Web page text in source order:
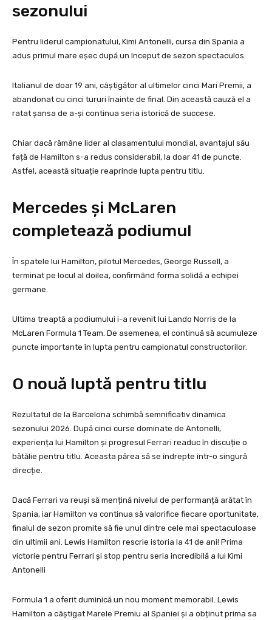
sezonului
Pentru liderul campionatului, Kimi Antonelli, cursa din Spania a
adus primul mare eșec după un început de sezon spectaculos.
Italianul de doar 19 ani, câștigător al ultimelor cinci Mari Premii, a
abandonat cu cinci tururi înainte de final. Din această cauză el a
ratat șansa de a-și continua seria istorică de succese.
Chiar dacă rămâne lider al clasamentului mondial, avantajul său
față de Hamilton s-a redus considerabil, la doar 41 de puncte.
Astfel, această situație reaprinde lupta pentru titlu.
Mercedes și McLaren
completează podiumul
În spatele lui Hamilton, pilotul Mercedes, George Russell, a
terminat pe locul al doilea, confirmând forma solidă a echipei
germane.
Ultima treaptă a podiumului i-a revenit lui Lando Norris de la
McLaren Formula 1 Team. De asemenea, el continuă să acumuleze
puncte importante în lupta pentru campionatul constructorilor.
O nouă luptă pentru titlu
Rezultatul de la Barcelona schimbă semnificativ dinamica
sezonului 2026. După cinci curse dominate de Antonelli,
experiența lui Hamilton și progresul Ferrari readuc în discuție o
bătălie pentru titlu. Aceasta părea să se îndrepte într-o singură
direcție.
Dacă Ferrari va reuși să mențină nivelul de performanță arătat în
Spania, iar Hamilton va continua să valorifice fiecare oportunitate,
finalul de sezon promite să fie unul dintre cele mai spectaculoase
din ultimii ani. Lewis Hamilton rescrie istoria la 41 de ani! Prima
victorie pentru Ferrari și stop pentru seria incredibilă a lui Kimi
Antonelli
Formula 1 a oferit duminică un nou moment memorabil. Lewis
Hamilton a câștigat Marele Premiu al Spaniei și a obținut prima sa